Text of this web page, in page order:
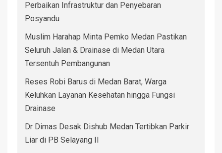
Perbaikan Infrastruktur dan Penyebaran
Posyandu
Muslim Harahap Minta Pemko Medan Pastikan
Seluruh Jalan & Drainase di Medan Utara
Tersentuh Pembangunan
Reses Robi Barus di Medan Barat, Warga
Keluhkan Layanan Kesehatan hingga Fungsi
Drainase
Dr Dimas Desak Dishub Medan Tertibkan Parkir
Liar di PB Selayang II